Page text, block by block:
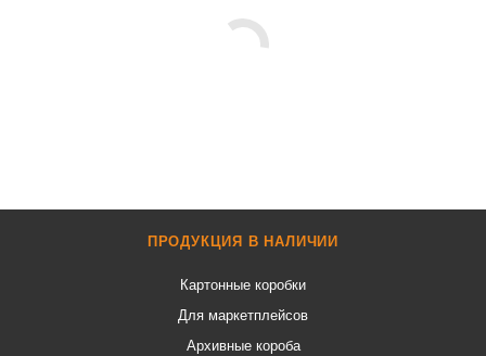
ПРОДУКЦИЯ В НАЛИЧИИ
Картонные коробки
Для маркетплейсов
Архивные короба